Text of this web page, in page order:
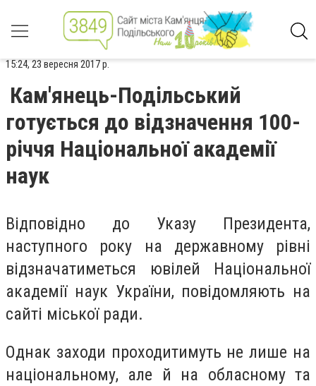
15:24, 23 вересня 2017 р.
Кам'янець-Подільський
готується до відзначення 100-
річчя Національної академії
наук
Відповідно до Указу Президента,
наступного року на державному рівні
відзначатиметься ювілей Національної
академії наук України, повідомляють на
сайті міської ради.
Однак заходи проходитимуть не лише на
національному, але й на обласному та